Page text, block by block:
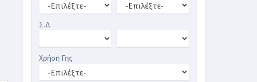
Σ.Δ.
Χρήση Γης